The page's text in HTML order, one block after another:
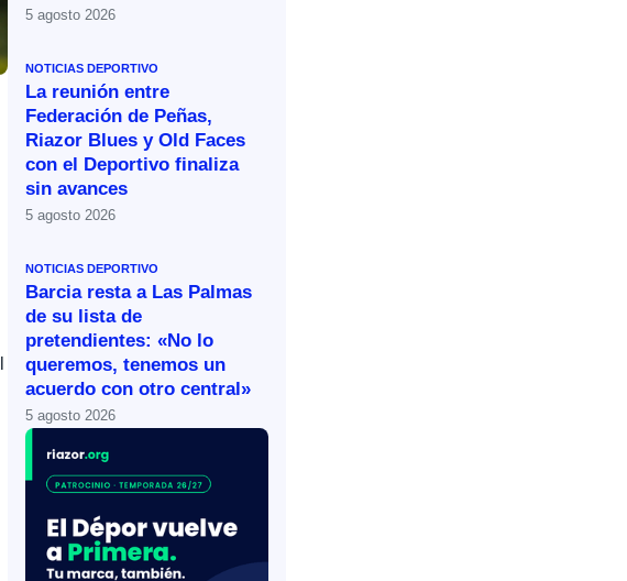
5 agosto 2026
NOTICIAS DEPORTIVO
La reunión entre
Federación de Peñas,
Riazor Blues y Old Faces
con el Deportivo finaliza
sin avances
5 agosto 2026
NOTICIAS DEPORTIVO
Barcia resta a Las Palmas
de su lista de
pretendientes: «No lo
queremos, tenemos un
acuerdo con otro central»
5 agosto 2026